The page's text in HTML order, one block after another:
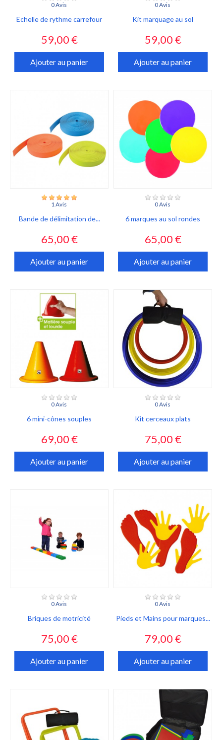
0 Avis
Echelle de rythme carrefour
Prix
59,00 €
Ajouter au panier
0 Avis
Kit marquage au sol
Prix
59,00 €
Ajouter au panier
1 Avis
Bande de délimitation de...
Prix
65,00 €
Ajouter au panier
0 Avis
6 marques au sol rondes
Prix
65,00 €
Ajouter au panier
0 Avis
6 mini-cônes souples
Prix
69,00 €
Ajouter au panier
0 Avis
Kit cerceaux plats
Prix
75,00 €
Ajouter au panier
0 Avis
Briques de motricité
Prix
75,00 €
Ajouter au panier
0 Avis
Pieds et Mains pour marques...
Prix
79,00 €
Ajouter au panier